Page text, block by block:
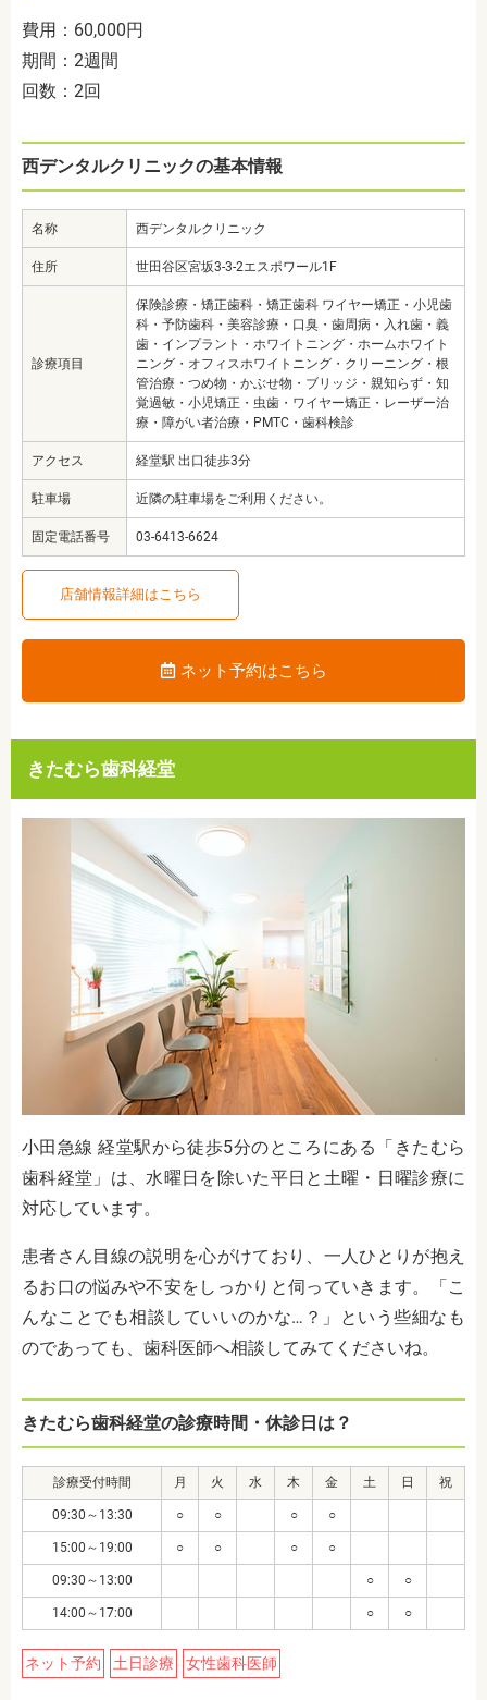
費用：60,000円
期間：2週間
回数：2回
西デンタルクリニックの基本情報
名称 西デンタルクリニック
住所 世田谷区宮坂3-3-2エスポワール1F
診療項目
保険診療・矯正歯科・矯正歯科 ワイヤー矯正・小児歯
科・予防歯科・美容診療・口臭・歯周病・入れ歯・義
歯・インプラント・ホワイトニング・ホームホワイト
ニング・オフィスホワイトニング・クリーニング・根
管治療・つめ物・かぶせ物・ブリッジ・親知らず・知
覚過敏・小児矯正・虫歯・ワイヤー矯正・レーザー治
療・障がい者治療・PMTC・歯科検診
アクセス 経堂駅 出口徒歩3分
駐車場 近隣の駐車場をご利用ください。
固定電話番号 03-6413-6624
店舗情報詳細はこちら
ネット予約はこちら
きたむら歯科経堂
小田急線 経堂駅から徒歩5分のところにある 「きたむら
歯科経堂」は 、水曜日を除いた平日と土曜・日曜診療に
対応しています。
患者さん目線の説明を心がけており、一人ひとりが抱え
るお口の悩みや不安をしっかりと伺っていきます。「こ
んなことでも相談していいのかな…？」という些細なも
のであっても、歯科医師へ相談してみてくださいね。
きたむら歯科経堂の診療時間・休診日は？
診療受付時間 月 火 水 木 金 土 日 祝
09:30～13:30 ○ ○ ○ ○
15:00～19:00 ○ ○ ○ ○
09:30～13:00 ○ ○
14:00～17:00 ○ ○
ネット予約 土日診療 女性歯科医師